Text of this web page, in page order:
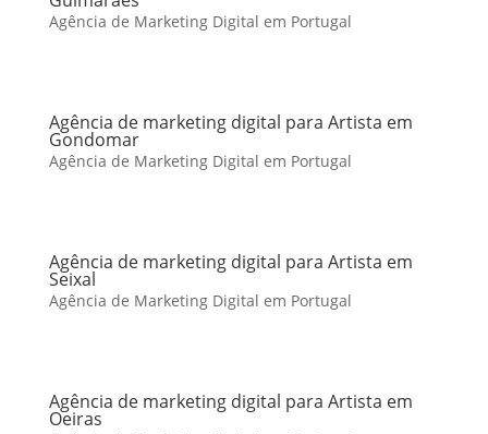
Agência de Marketing Digital em Portugal
Agência de marketing digital para Artista em
Gondomar
Agência de Marketing Digital em Portugal
Agência de marketing digital para Artista em
Seixal
Agência de Marketing Digital em Portugal
Agência de marketing digital para Artista em
Oeiras